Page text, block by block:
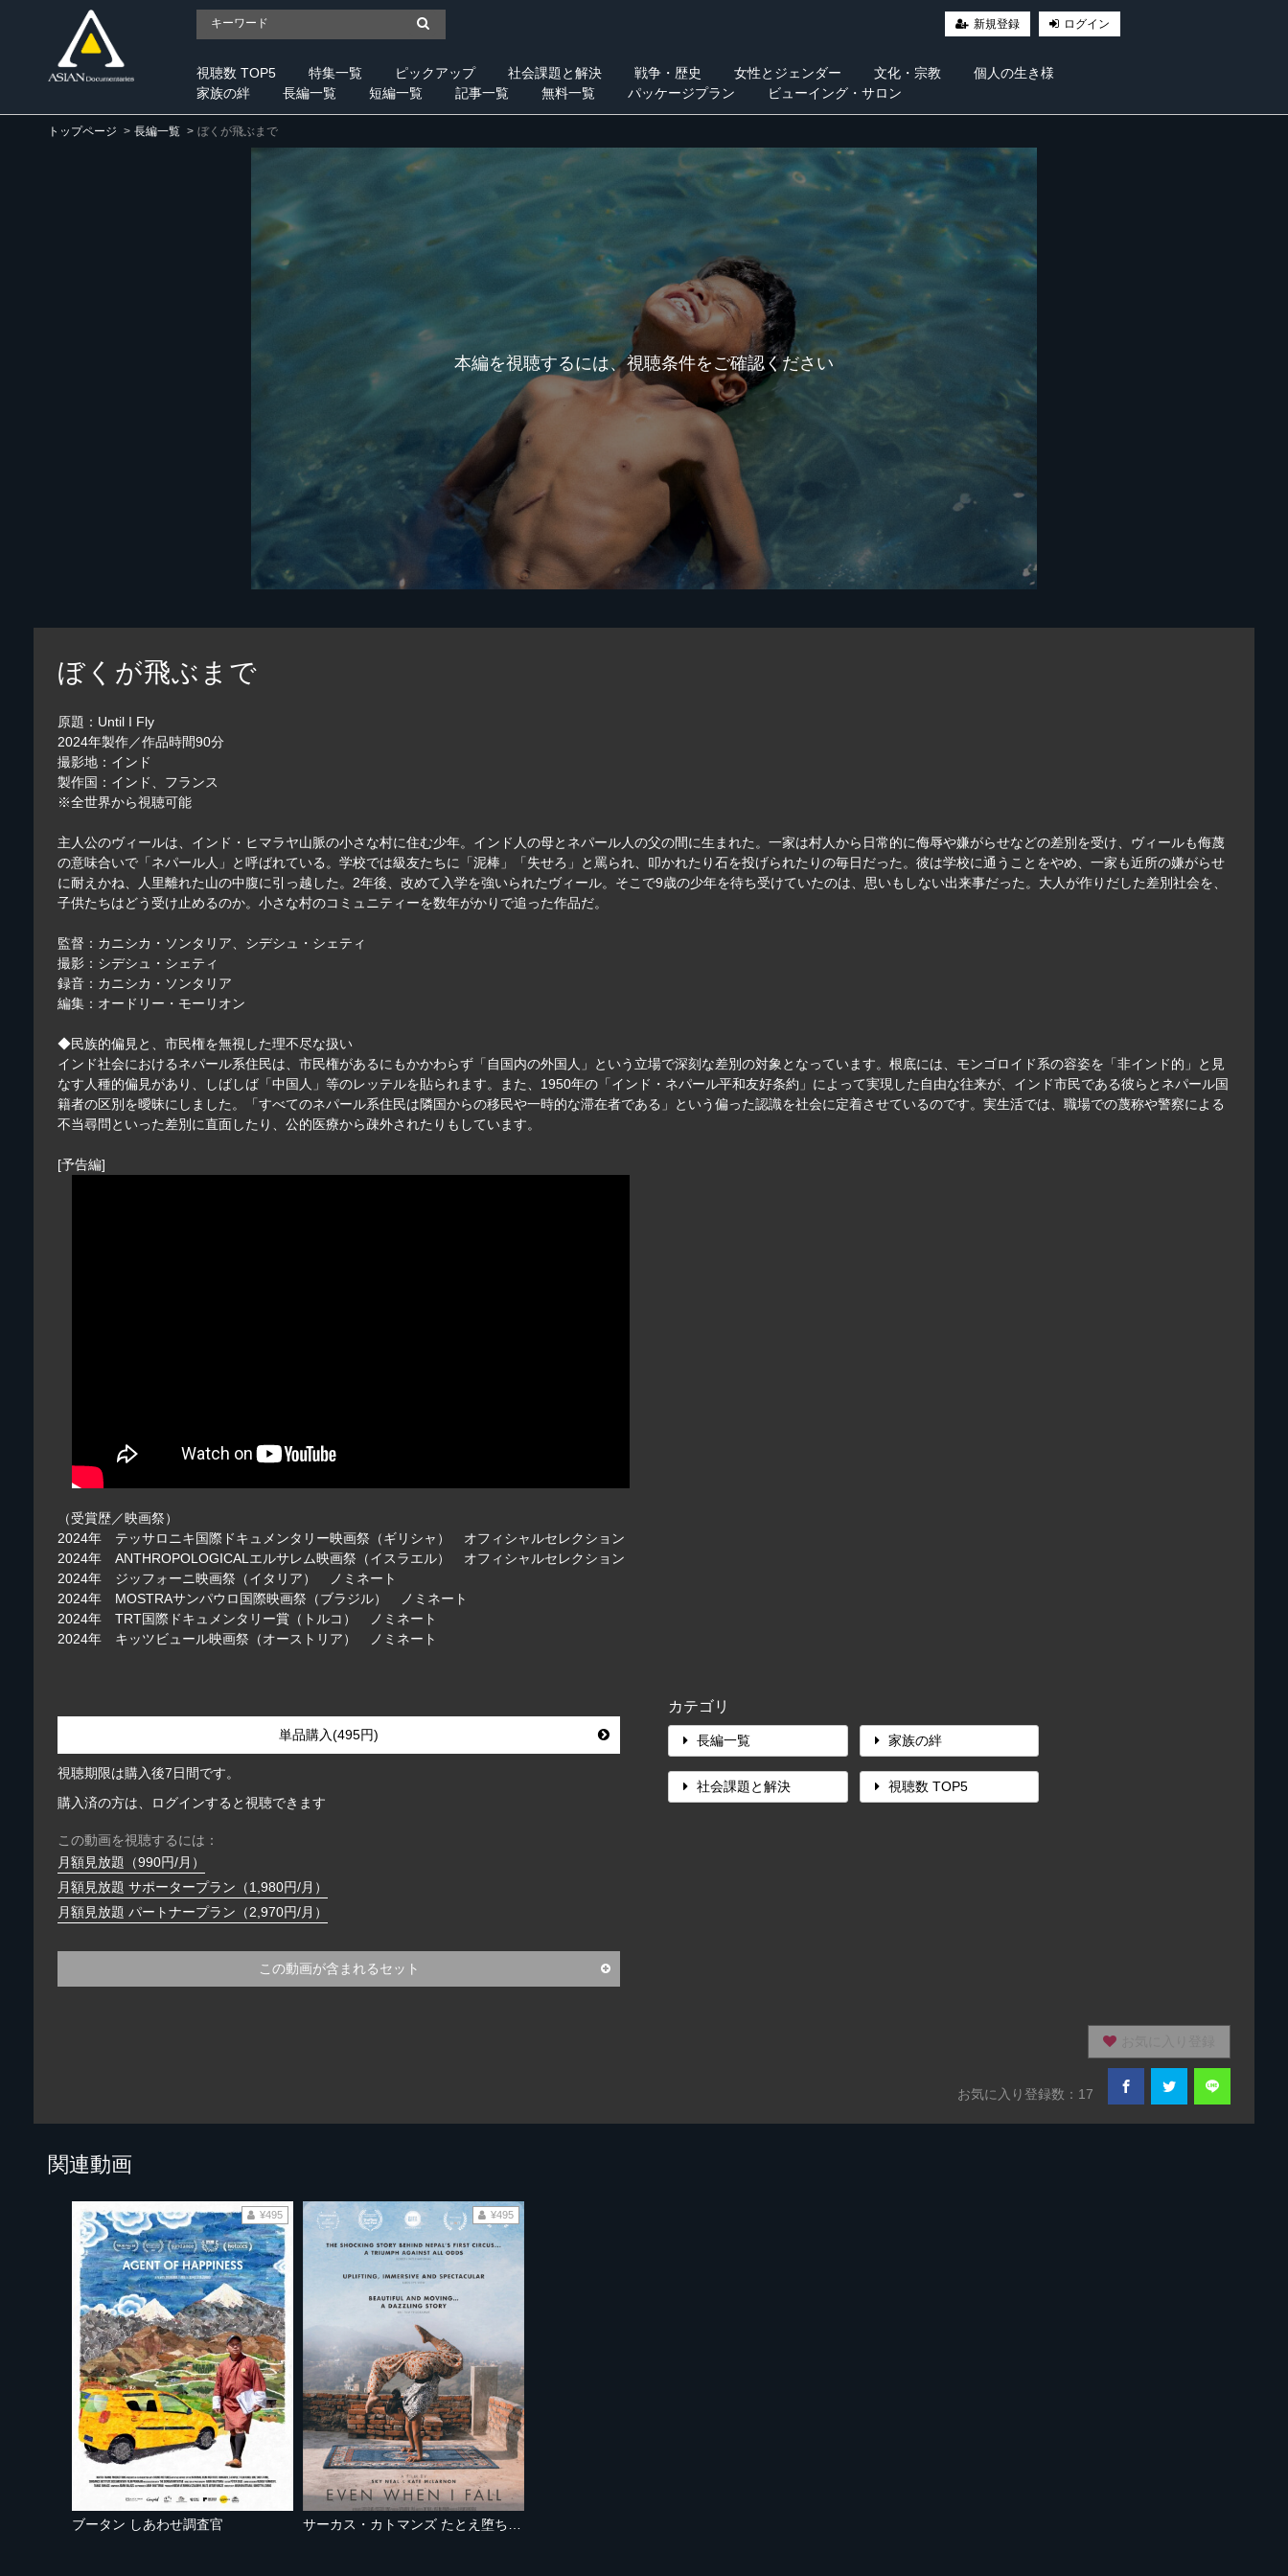
新規登録 ログイン
視聴数 TOP5 特集一覧 ピックアップ 社会課題と解決 戦争・歴史 女性とジェンダー 文化・宗教
個人の生き様
家族の絆
長編一覧 短編一覧 記事一覧 無料一覧 パッケージプラン ビューイング・サロン
トップページ 長編一覧 ぼくが飛ぶまで
本編を視聴するには、視聴条件をご確認ください
ぼくが飛ぶまで
原題：Until I Fly
2024年製作／作品時間90分
撮影地：インド
製作国：インド、フランス
※全世界から視聴可能
主人公のヴィールは、インド・ヒマラヤ山脈の小さな村に住む少年。インド人の母とネパール人の父の間に生まれた。一家は村人から日常的に侮辱や嫌がらせなどの差別を受け、ヴィールも侮蔑
の意味合いで「ネパール人」と呼ばれている。学校では級友たちに「泥棒」「失せろ」と罵られ、叩かれたり石を投げられたりの毎日だった。彼は学校に通うことをやめ、一家も近所の嫌がらせ
に耐えかね、人里離れた山の中腹に引っ越した。2年後、改めて入学を強いられたヴィール。そこで9歳の少年を待ち受けていたのは、思いもしない出来事だった。大人が作りだした差別社会を、
子供たちはどう受け止めるのか。小さな村のコミュニティーを数年がかりで追った作品だ。
監督：カニシカ・ソンタリア、シデシュ・シェティ
撮影：シデシュ・シェティ
録音：カニシカ・ソンタリア
編集：オードリー・モーリオン
◆民族的偏見と、市民権を無視した理不尽な扱い
インド社会におけるネパール系住民は、市民権があるにもかかわらず「自国内の外国人」という立場で深刻な差別の対象となっています。根底には、モンゴロイド系の容姿を「非インド的」と見
なす人種的偏見があり、しばしば「中国人」等のレッテルを貼られます。また、1950年の「インド・ネパール平和友好条約」によって実現した自由な往来が、インド市民である彼らとネパール国
籍者の区別を曖昧にしました。「すべてのネパール系住民は隣国からの移民や一時的な滞在者である」という偏った認識を社会に定着させているのです。実生活では、職場での蔑称や警察による
不当尋問といった差別に直面したり、公的医療から疎外されたりもしています。
[予告編]
（受賞歴／映画祭）
2024年 テッサロニキ国際ドキュメンタリー映画祭（ギリシャ） オフィシャルセレクション
2024年 ANTHROPOLOGICALエルサレム映画祭（イスラエル） オフィシャルセレクション
2024年 ジッフォーニ映画祭（イタリア） ノミネート
2024年 MOSTRAサンパウロ国際映画祭（ブラジル） ノミネート
2024年 TRT国際ドキュメンタリー賞（トルコ） ノミネート
2024年 キッツビュール映画祭（オーストリア） ノミネート
単品購入(495円)
視聴期限は購入後7日間です。
購入済の方は、ログインすると視聴できます
この動画を視聴するには：
月額見放題（990円/月）
月額見放題 サポータープラン（1,980円/月）
月額見放題 パートナープラン（2,970円/月）
この動画が含まれるセット
カテゴリ
長編一覧 家族の絆
社会課題と解決 視聴数 TOP5
お気に入り登録数：17
関連動画
ブータン しあわせ調査官
¥495
サーカス・カトマンズ たとえ堕ちたとしても
¥495